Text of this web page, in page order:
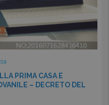
PRIMA CASA E
– DECRETO DEL